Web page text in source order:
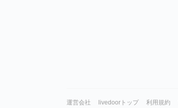
運営会社 livedoorトップ 利用規約